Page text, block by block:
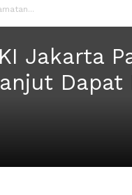
Jakarta
Dapat